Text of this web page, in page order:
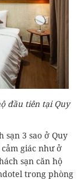
đầu tiên tại Quy
sạn 3 sao ở Quy
giác như ở
sạn căn hộ
trong phòng